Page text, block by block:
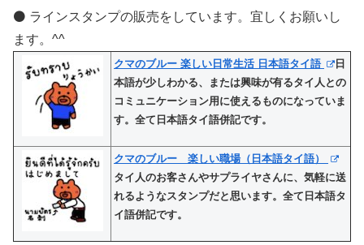
⚫️ ラインスタンプの販売をしています。宜しくお願いし
ます。^^
クマのブルー 楽しい日常生活 日本語タイ語
日
本語が少しわかる、または興味が有るタイ人との
コミュニケーション用に使えるものになっていま
す。全て日本語タイ語併記です。
クマのブルー 楽しい職場（日本語タイ語）
タイ人のお客さんやサプライヤさんに、気軽に送
れるようなスタンプだと思います。全て日本語タ
イ語併記です。